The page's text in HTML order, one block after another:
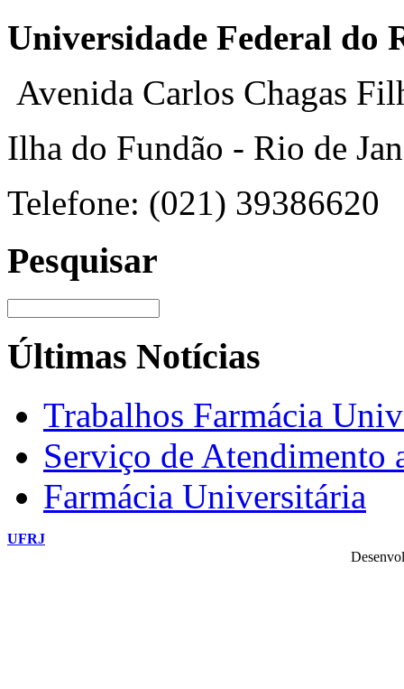
Universidade Federal do
Avenida Carlos Chagas
Ilha do Fundão - Rio de
Telefone: (021) 39386620
Pesquisar
Últimas Notícias
Trabalhos Farmácia
Serviço de Atendimento
Farmácia Universitária
UFRJ